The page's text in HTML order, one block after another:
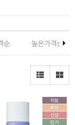
순 높은가격순
히트
추천
신상
인기